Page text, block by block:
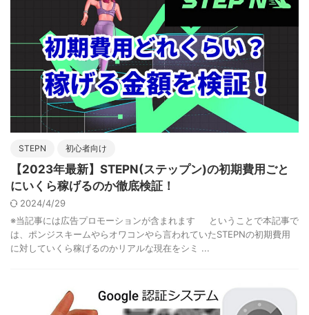
STEPN 初心者向け
【2023年最新】STEPN(ステップン)の初期費用ごと
にいくら稼げるのか徹底検証！
2024/4/29
※当記事には広告プロモーションが含まれます ということで本記事で
は、ポンジスキームやらオワコンやら言われていたSTEPNの初期費用
に対していくら稼げるのかリアルな現在をシミ ...